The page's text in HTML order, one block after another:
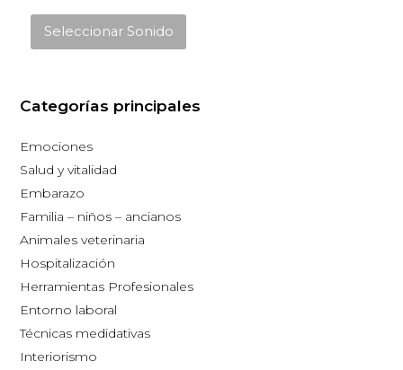
Seleccionar Sonido
Este
variantes.
página
Categorías principales
Emociones
Salud y vitalidad
Embarazo
Familia – niños – ancianos
Animales veterinaria
Hospitalización
Herramientas Profesionales
Entorno laboral
Técnicas medidativas
Interiorismo